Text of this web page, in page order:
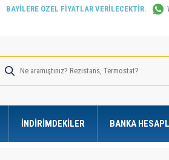
BAYİLERE ÖZEL FİYATLAR VERİLECEKTİR.
İNDIRIMDEKILER BANKA